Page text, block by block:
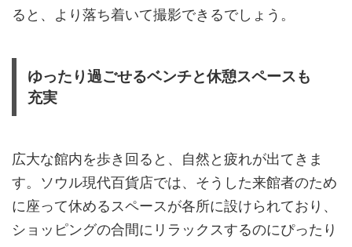
ると、より落ち着いて撮影できるでしょう。
ゆったり過ごせるベンチと休憩スペースも
充実
広大な館内を歩き回ると、自然と疲れが出てきま
す。ソウル現代百貨店では、そうした来館者のため
に座って休めるスペースが各所に設けられており、
ショッピングの合間にリラックスするのにぴったり